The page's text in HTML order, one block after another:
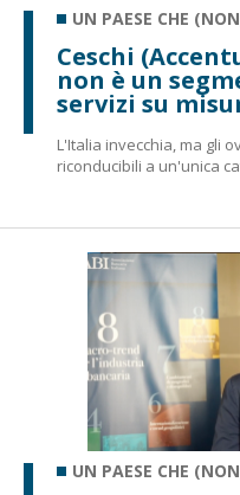
UN PAESE CHE
Ceschi
non è un
servizi su
L'Italia invecchia, ma gli
riconducibili a un'unica
UN PAESE CHE